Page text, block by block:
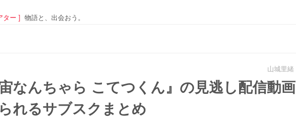
ター ] 物語と、出会おう。
山城里緒
なんちゃら こてつくん』の見逃し配信動画
れるサブスクまとめ